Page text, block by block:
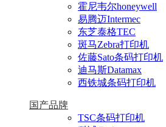
霍尼韦尔honeywell
易腾迈Intermec
东芝泰格TEC
斑马Zebra打印机
佐藤Sato条码打印机
迪马斯Datamax
西铁城条码打印机
国产品牌
TSC条码打印机